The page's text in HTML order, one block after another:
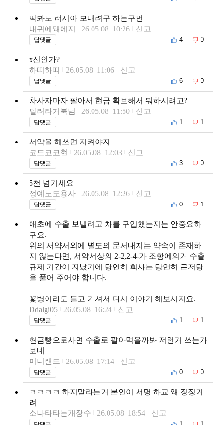
딱봐도 러시아 보내려구 하는구먼
내귀에돼에지
26.05.08 10:26 신고
답댓글 4 0
x신인가?
하띠하띠
26.05.08 11:06 신고
답댓글 6 0
차사자마자 팔아서 현금 확보해서 뭐하시려고?
달려라거북님
26.05.08 11:50 신고
답댓글 1 1
서약을 해쓰면 지켜야지
코드코코현
26.05.08 12:03 신고
답댓글 3 0
5천 넘기세요
정예노도용사
26.05.08 12:26 신고
답댓글 0 1
애초에 수출 보낼려고 차를 구입했는지는 안중요하
구요.
위의 서약서외에 별도의 문서내지는 약속이 존재하
지 않는다면, 서약서상의 2-2,2-4-가 조항에의거 수출
규제 기간이 지났기에 당연히 회사는 당연히 근저당
을 풀어 주어야 합니다.
꽃병이라도 들고 가셔서 다시 이야기 해보시지요.
Ddalgi05
26.05.08 16:24 신고
답댓글 1 1
현금빵으로사면 수출로 팔아먹을까봐 저런거 쓰는가
보네
미니랜드
26.05.08 17:14 신고
답댓글 0 0
ㅋㅋㅋㅋ 하지말라는거 본인이 서명 하교 왜 징징거
려
소나타타는개장수
26.05.08 18:54 신고